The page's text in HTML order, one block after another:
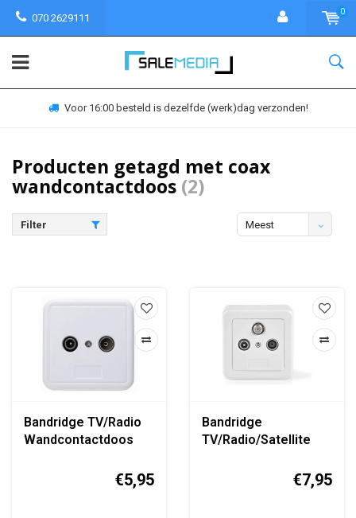
070 2629111
0
Voor 16:00 besteld is dezelfde (werk)dag verzonden!
Producten getagd met coax
wandcontactdoos (2)
Filter
Meest
Bandridge TV/Radio
Wandcontactdoos
Wandcontactdoos)
€5,95
Bandridge
TV/Radio/Satellite
Inbouw Stopcontact)
€7,95